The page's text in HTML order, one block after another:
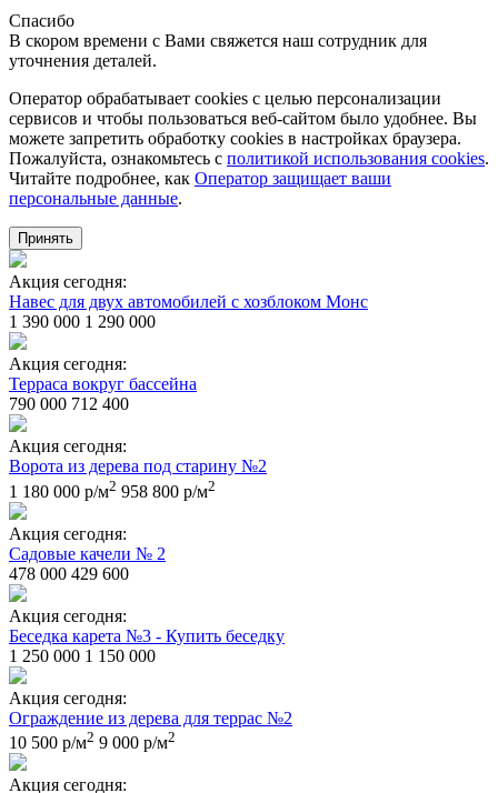
Спасибо
В скором времени с Вами свяжется наш сотрудник для
уточнения деталей.
Оператор обрабатывает cookies с целью персонализации
сервисов и чтобы пользоваться веб-сайтом было удобнее. Вы
можете запретить обработку сookies в настройках браузера.
Пожалуйста, ознакомьтесь с политикой использования cookies.
Читайте подробнее, как Оператор защищает ваши
персональные данные.
Принять
Акция сегодня:
Навес для двух автомобилей с хозблоком Монс
1 390 000 1 290 000
Акция сегодня:
Терраса вокруг бассейна
790 000 712 400
Акция сегодня:
Ворота из дерева под старину №2
1 180 000 р/м2 958 800 р/м2
Акция сегодня:
Садовые качели № 2
478 000 429 600
Акция сегодня:
Беседка карета №3 - Купить беседку
1 250 000 1 150 000
Акция сегодня:
Ограждение из дерева для террас №2
10 500 р/м2 9 000 р/м2
Акция сегодня: